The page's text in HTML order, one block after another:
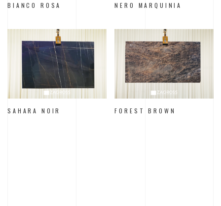
BIANCO ROSA NERO MARQUINIA
SAHARA NOIR FOREST BROWN